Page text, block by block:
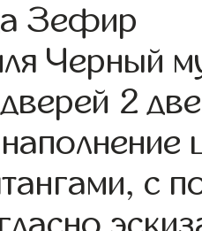
Зефир
Черный
2
с